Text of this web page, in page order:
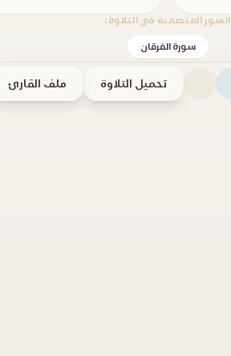
السور المتضمنة في التلاوة:
سورة الفرقان
تحميل التلاوة ملف القارئ